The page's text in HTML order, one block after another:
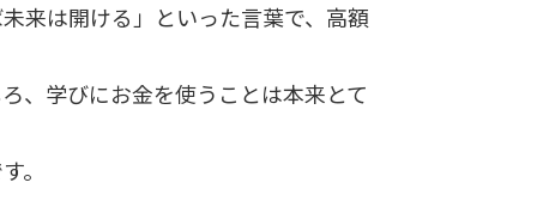
来は開ける」といった言葉で、高額
、学びにお金を使うことは本来とて
。